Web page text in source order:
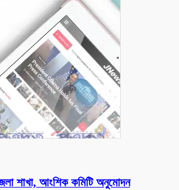
শাখা, আংশিক কমিটি অনুমোদন